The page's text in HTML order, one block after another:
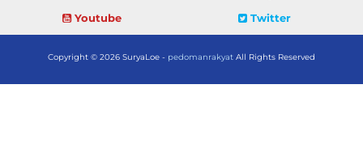
Youtube
Twitter
Copyright © 2026 SuryaLoe - pedomanrakyat All Rights Reserved